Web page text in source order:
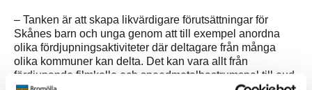
– Tanken är att skapa likvärdigare förutsättningar för
Skånes barn och unga genom att till exempel anordna
olika fördjupningsaktiviteter där deltagare från många
olika kommuner kan delta. Det kan vara allt från
fördjupande filmkollo och speedmetalbastrumspel till oud